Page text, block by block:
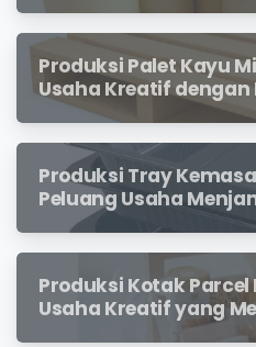
Produksi Palet Kayu
Usaha Kreatif dengan
Terjangkau dan
Produksi Tray
Peluang Usaha
Packaging Modern
Produksi Kotak Parcel
Usaha Kreatif yang
Kemasan Premium